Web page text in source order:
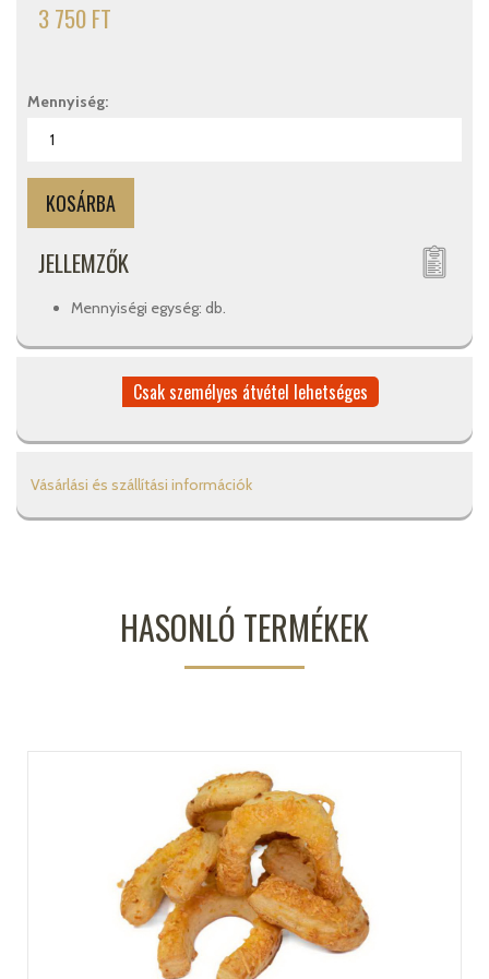
3 750 FT
Mennyiség:
JELLEMZŐK
Mennyiségi egység: db.
Csak személyes átvétel lehetséges
Vásárlási és szállítási információk
HASONLÓ TERMÉKEK